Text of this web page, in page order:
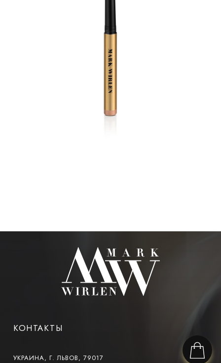
КОНТАКТЫ
УКРАИНА, Г. ЛЬВОВ, 79017